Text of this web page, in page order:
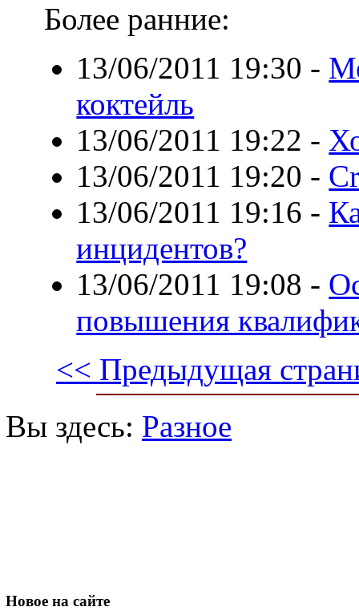
Более ранние:
13/06/2011 19:30 -
коктейль
13/06/2011 19:22 -
13/06/2011 19:20 -
13/06/2011 19:16 -
инцидентов?
13/06/2011 19:08 -
повышения
<< Предыдущая
Вы здесь: Разное
Новое на сайте